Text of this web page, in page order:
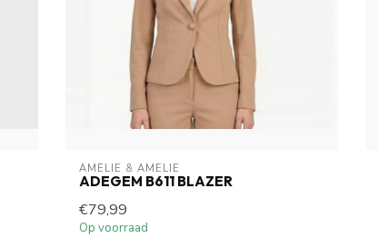
AMELIE & AMELIE
ADEGEM B611 BLAZER
€79,99
Op voorraad